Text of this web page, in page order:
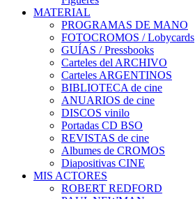
MATERIAL
PROGRAMAS DE MANO
FOTOCROMOS / Lobycards
GUÍAS / Pressbooks
Carteles del ARCHIVO
Carteles ARGENTINOS
BIBLIOTECA de cine
ANUARIOS de cine
DISCOS vinilo
Portadas CD BSO
REVISTAS de cine
Albumes de CROMOS
Diapositivas CINE
MIS ACTORES
ROBERT REDFORD